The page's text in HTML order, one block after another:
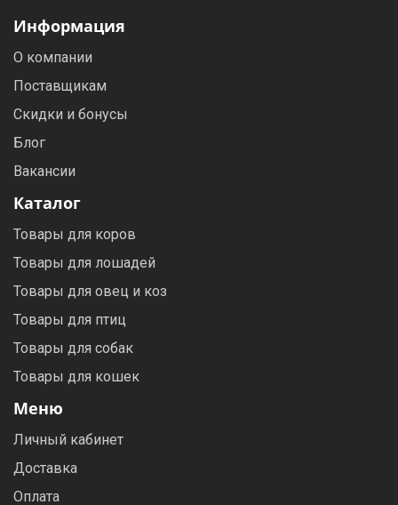
Информация
О компании
Поставщикам
Скидки и бонусы
Блог
Вакансии
Каталог
Товары для коров
Товары для лошадей
Товары для овец и коз
Товары для птиц
Товары для собак
Товары для кошек
Меню
Личный кабинет
Доставка
Оплата